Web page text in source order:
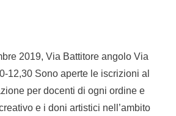
2019, Via Battitore angolo Via
12,30 Sono aperte le iscrizioni al
per docenti di ogni ordine e
e i doni artistici nell’ambito